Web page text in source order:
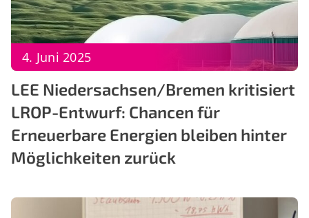
4. Juni 2025
LEE Niedersachsen/Bremen kritisiert
LROP-Entwurf: Chancen für
Erneuerbare Energien bleiben hinter
Möglichkeiten zurück